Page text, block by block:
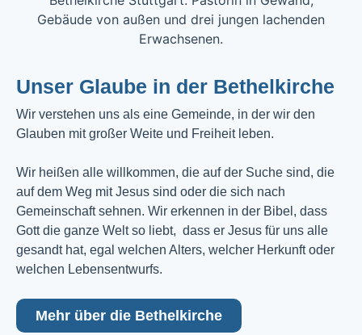
Unser Glaube in der Bethelkirche
Wir verstehen uns als eine Gemeinde, in der wir den
Glauben mit großer Weite und Freiheit leben.
Wir heißen alle willkommen, die auf der Suche sind, die
auf dem Weg mit Jesus sind oder die sich nach
Gemeinschaft sehnen. Wir erkennen in der Bibel, dass
Gott die ganze Welt so liebt, dass er Jesus für uns alle
gesandt hat, egal welchen Alters, welcher Herkunft oder
welchen Lebensentwurfs.
Mehr über die Bethelkirche